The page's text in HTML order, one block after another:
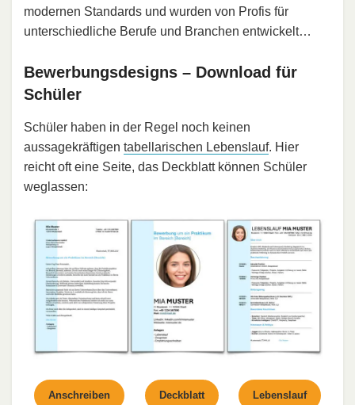
modernen Standards und wurden von Profis für
unterschiedliche Berufe und Branchen entwickelt…
Bewerbungsdesigns – Download für
Schüler
Schüler haben in der Regel noch keinen
aussagekräftigen tabellarischen Lebenslauf. Hier
reicht oft eine Seite, das Deckblatt können Schüler
weglassen:
Anschreiben Deckblatt Lebenslauf